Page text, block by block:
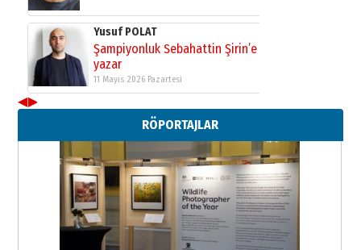
Yusuf POLAT
Şampiyonluk Sebahattin Şirin’e
yazar
11 Mayıs 2026 Pazartesi
Neşat YALÇIN
Paranın Aile Kültüründeki Yeri
03 Ağustos 2026 Pazartesi
Yıldırım Gündoğdu
HAVVA’NIN ÜÇ KIZI
09 Temmuz 2026 Perşembe
◀▶
RÖPORTAJLAR